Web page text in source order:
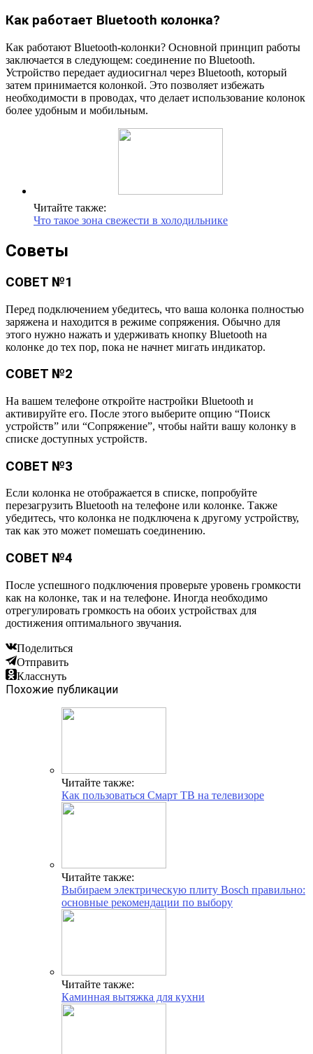
Как работает Bluetooth колонка?
Как работают Bluetooth-колонки? Основной принцип работы
заключается в следующем: соединение по Bluetooth.
Устройство передает аудиосигнал через Bluetooth, который
затем принимается колонкой. Это позволяет избежать
необходимости в проводах, что делает использование колонок
более удобным и мобильным.
Читайте также:
Что такое зона свежести в холодильнике
Советы
СОВЕТ №1
Перед подключением убедитесь, что ваша колонка полностью
заряжена и находится в режиме сопряжения. Обычно для
этого нужно нажать и удерживать кнопку Bluetooth на
колонке до тех пор, пока не начнет мигать индикатор.
СОВЕТ №2
На вашем телефоне откройте настройки Bluetooth и
активируйте его. После этого выберите опцию “Поиск
устройств” или “Сопряжение”, чтобы найти вашу колонку в
списке доступных устройств.
СОВЕТ №3
Если колонка не отображается в списке, попробуйте
перезагрузить Bluetooth на телефоне или колонке. Также
убедитесь, что колонка не подключена к другому устройству,
так как это может помешать соединению.
СОВЕТ №4
После успешного подключения проверьте уровень громкости
как на колонке, так и на телефоне. Иногда необходимо
отрегулировать громкость на обоих устройствах для
достижения оптимального звучания.
Поделиться
Отправить
Класснуть
Похожие публикации
Читайте также:
Как пользоваться Смарт ТВ на телевизоре
Читайте также:
Выбираем электрическую плиту Bosch правильно:
основные рекомендации по выбору
Читайте также:
Каминная вытяжка для кухни